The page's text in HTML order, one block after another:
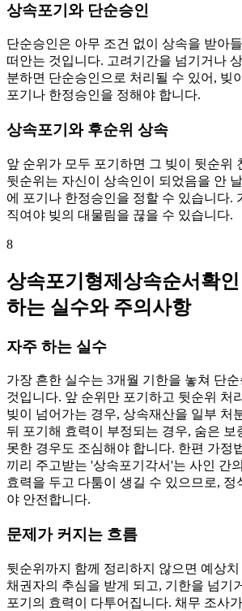
상속포기와 단순승인
단순승인은 아무 조건 없이 상속을 받아
떠안는 것입니다. 고려기간을 넘기거나
분하면 단순승인으로 처리될 수 있어, 빚
포기나 한정승인을 정해야 합니다.
상속포기와 후순위 상속
앞 순위가 모두 포기하면 그 빚이 뒷순위
뒷순위는 자신이 상속인이 되었음을 안
에 포기나 한정승인을 정할 수 있습니다.
직여야 빚의 대물림을 끊을 수 있습니다.
8
상속포기형제상속순서확
하는 실수와 주의사항
자주 하는 실수
가장 흔한 실수는 3개월 기한을 놓쳐 단
것입니다. 앞 순위만 포기하고 뒷순위 처
빚이 넘어가는 경우, 상속재산을 일부 처
뒤 포기해 효력이 부정되는 경우, 숨은 보
못한 경우도 조심해야 합니다. 한편 가정
끼리 주고받는 '상속포기각서'는 사인 간
효력을 두고 다툼이 생길 수 있으므로, 정
야 안전합니다.
문제가 커지는 흐름
뒷순위까지 함께 정리하지 않으면 예상치
채권자의 추심을 받게 되고, 기한을 넘기
포기의 효력이 다투어집니다. 채무 조사